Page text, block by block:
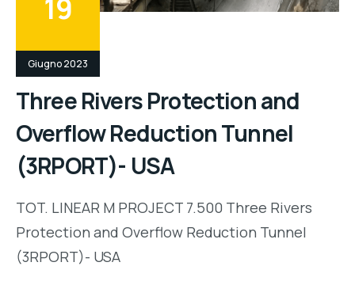
19
Giugno 2023
Three Rivers Protection and
Overflow Reduction Tunnel
(3RPORT)- USA
TOT. LINEAR M PROJECT 7.500 Three Rivers
Protection and Overflow Reduction Tunnel
(3RPORT)- USA